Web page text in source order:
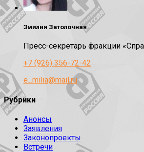
Эмилия Затолочная
Пресс-секретарь фракции
+7 (926) 356-72-42
e_milia@mail.ru
Рубрики
Анонсы
Заявления
Законопроекты
Встречи